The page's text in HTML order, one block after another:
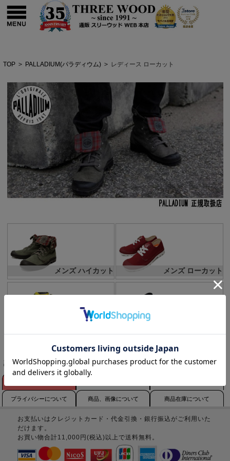
TOP > PALLADIUM(パラディウム) > レディース ローカット
メンズ ハイカット メンズ ローカット
該当商品はありません。
プライバシーについて 商品、画像について 商品在庫について
お支払いはクレジットカード・代金引換・銀行振込がご利用いた
だけます。
お買い物合計11,000円(税込)以上で送料無料。